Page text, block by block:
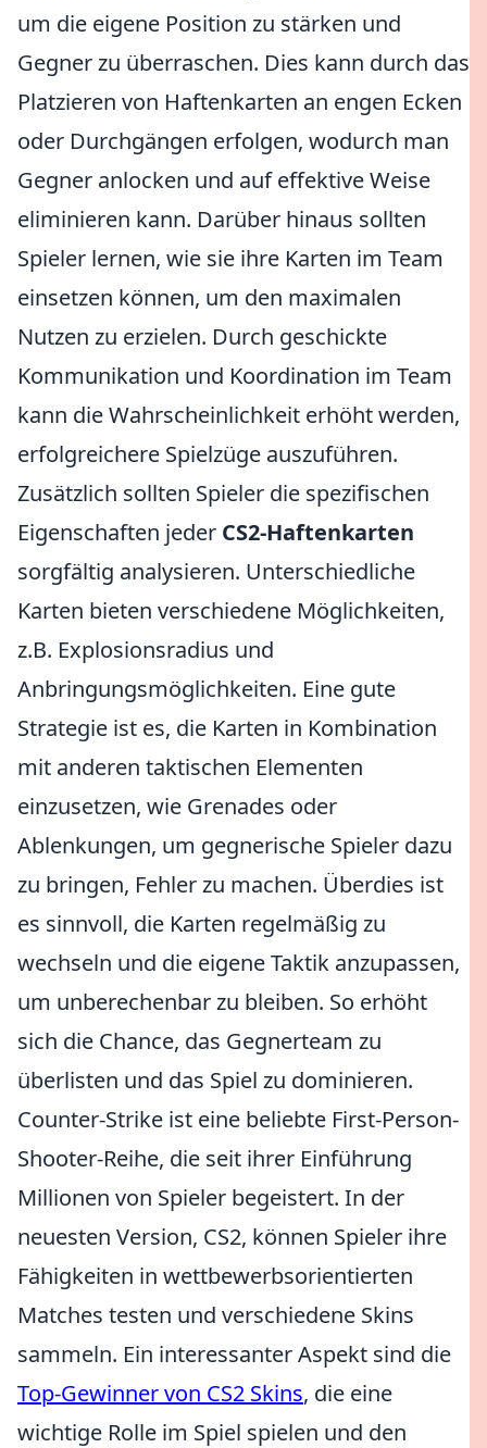
um die eigene Position zu stärken und
Gegner zu überraschen. Dies kann durch das
Platzieren von Haftenkarten an engen Ecken
oder Durchgängen erfolgen, wodurch man
Gegner anlocken und auf effektive Weise
eliminieren kann. Darüber hinaus sollten
Spieler lernen, wie sie ihre Karten im Team
einsetzen können, um den maximalen
Nutzen zu erzielen. Durch geschickte
Kommunikation und Koordination im Team
kann die Wahrscheinlichkeit erhöht werden,
erfolgreichere Spielzüge auszuführen.
Zusätzlich sollten Spieler die spezifischen
Eigenschaften jeder CS2-Haftenkarten
sorgfältig analysieren. Unterschiedliche
Karten bieten verschiedene Möglichkeiten,
z.B. Explosionsradius und
Anbringungsmöglichkeiten. Eine gute
Strategie ist es, die Karten in Kombination
mit anderen taktischen Elementen
einzusetzen, wie Grenades oder
Ablenkungen, um gegnerische Spieler dazu
zu bringen, Fehler zu machen. Überdies ist
es sinnvoll, die Karten regelmäßig zu
wechseln und die eigene Taktik anzupassen,
um unberechenbar zu bleiben. So erhöht
sich die Chance, das Gegnerteam zu
überlisten und das Spiel zu dominieren.
Counter-Strike ist eine beliebte First-Person-
Shooter-Reihe, die seit ihrer Einführung
Millionen von Spieler begeistert. In der
neuesten Version, CS2, können Spieler ihre
Fähigkeiten in wettbewerbsorientierten
Matches testen und verschiedene Skins
sammeln. Ein interessanter Aspekt sind die
Top-Gewinner von CS2 Skins, die eine
wichtige Rolle im Spiel spielen und den